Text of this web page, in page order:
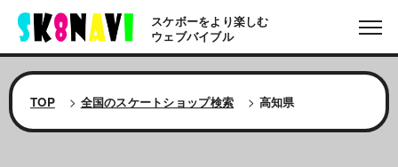
スケボーをより楽しむ
ウェブバイブル
TOP > 全国のスケートショップ検索 > 高知県